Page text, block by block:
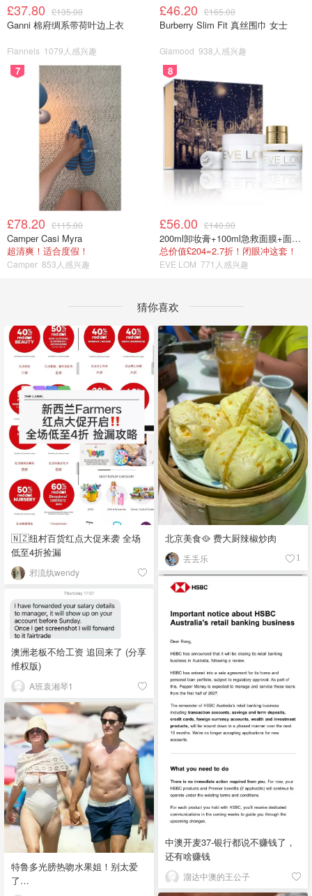
£37.80 £135.00
Ganni 棉府绸系带荷叶边上衣
Flannels 1079人感兴趣
£46.20 £165.00
Burberry Slim Fit 真丝围巾 女士
Glamood 938人感兴趣
7
£78.20 £115.00
Camper Casi Myra
超清爽！适合度假！
Camper 853人感兴趣
8
£56.00 £140.00
200ml卸妆膏+100ml急救面膜+面霜+洁颜布
总价值£204=2.7折！闭眼冲这套！
EVE LOM 771人感兴趣
猜你喜欢
🇳🇿纽村百货红点大促来袭 全场
低至4折捡漏
邪流纨wendy
北京美食🥘 费大厨辣椒炒肉
丢丢乐 1
中澳开麦37-银行都说不赚钱了，
还有啥赚钱
溜达中澳的王公子
澳洲老板不给工资 追回来了 (分享
维权版)
A班袁湘琴1
特鲁多光膀热吻水果姐！别太爱
了…